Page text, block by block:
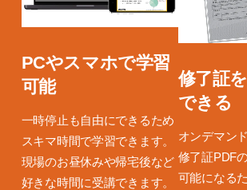
PCやスマホで学習
可能
一時停止も自由にできるため
スキマ時間で学習できます。
現場のお昼休みや帰宅後など
好きな時間に受講できます。
修了証
できる
オンデマン
修了証PDF
可能になる